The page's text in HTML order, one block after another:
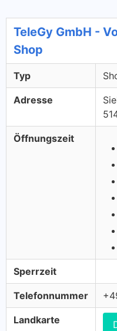
TeleGy GmbH -
Shop
Typ
Adresse
Öffnungszeit
Sperrzeit
Telefonnummer
Landkarte